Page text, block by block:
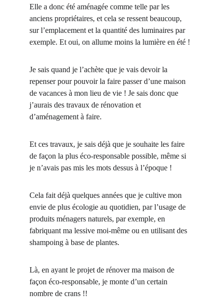
Elle a donc été aménagée comme telle par les
anciens propriétaires, et cela se ressent beaucoup,
sur l’emplacement et la quantité des luminaires par
exemple. Et oui, on allume moins la lumière en été !
Je sais quand je l’achète que je vais devoir la
repenser pour pouvoir la faire passer d’une maison
de vacances à mon lieu de vie ! Je sais donc que
j’aurais des travaux de rénovation et
d’aménagement à faire.
Et ces travaux, je sais déjà que je souhaite les faire
de façon la plus éco-responsable possible, même si
je n’avais pas mis les mots dessus à l’époque !
Cela fait déjà quelques années que je cultive mon
envie de plus écologie au quotidien, par l’usage de
produits ménagers naturels, par exemple, en
fabriquant ma lessive moi-même ou en utilisant des
shampoing à base de plantes.
Là, en ayant le projet de rénover ma maison de
façon éco-responsable, je monte d’un certain
nombre de crans !!